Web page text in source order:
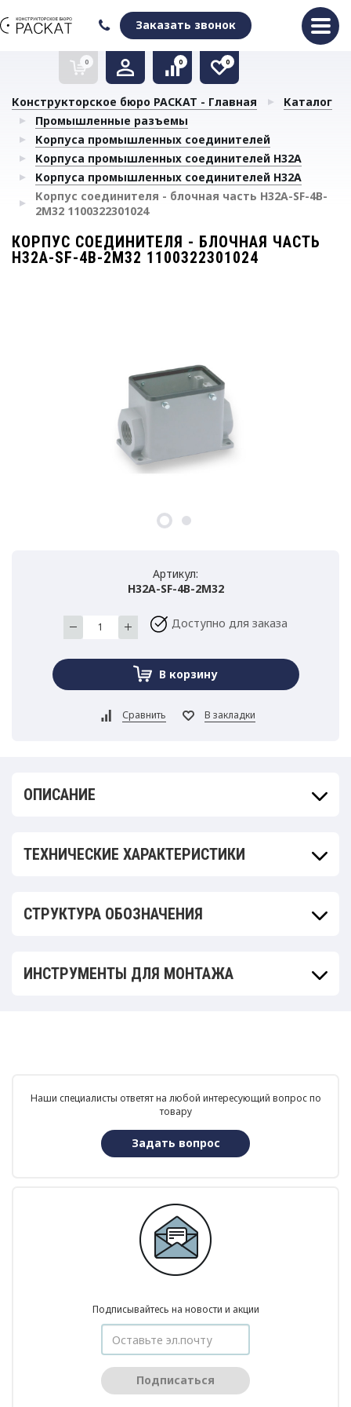
Заказать звонок
0
Очистить список сравнения
0
Очистить избранное
0
Конструкторское бюро РАСКАТ - Главная
Каталог
Промышленные разъемы
Корпуса промышленных соединителей
Корпуса промышленных соединителей H32A
Корпуса промышленных соединителей H32A
Корпус соединителя - блочная часть H32A-SF-4B-
2M32 1100322301024
КОРПУС СОЕДИНИТЕЛЯ - БЛОЧНАЯ ЧАСТЬ
H32A-SF-4B-2M32 1100322301024
Артикул:
H32A-SF-4B-2M32
Доступно для заказа
ОПИСАНИЕ
ТЕХНИЧЕСКИЕ ХАРАКТЕРИСТИКИ
СТРУКТУРА ОБОЗНАЧЕНИЯ
ИНСТРУМЕНТЫ ДЛЯ МОНТАЖА
Наши специалисты ответят на любой интересующий вопрос по
товару
Задать вопрос
Подписывайтесь на новости и акции
Подписаться